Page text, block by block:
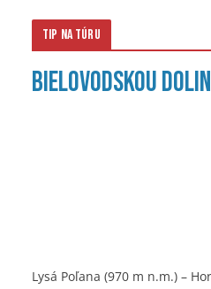
Tip na túru
Bielovodskou
Lysá Poľana (970 m n.m.) –